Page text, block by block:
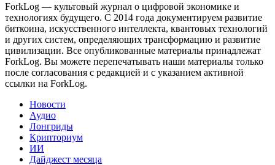
ForkLog — культовый журнал о цифровой экономике и
технологиях будущего. С 2014 года документируем развитие
биткоина, искусственного интеллекта, квантовых технологий
и других систем, определяющих трансформацию и развитие
цивилизации. Все опубликованные материалы принадлежат
ForkLog. Вы можете перепечатывать наши материалы только
после согласования с редакцией и с указанием активной
ссылки на ForkLog.
Новости
Аудио
Лонгриды
Крипториум
ИИ
Дайджест месяца